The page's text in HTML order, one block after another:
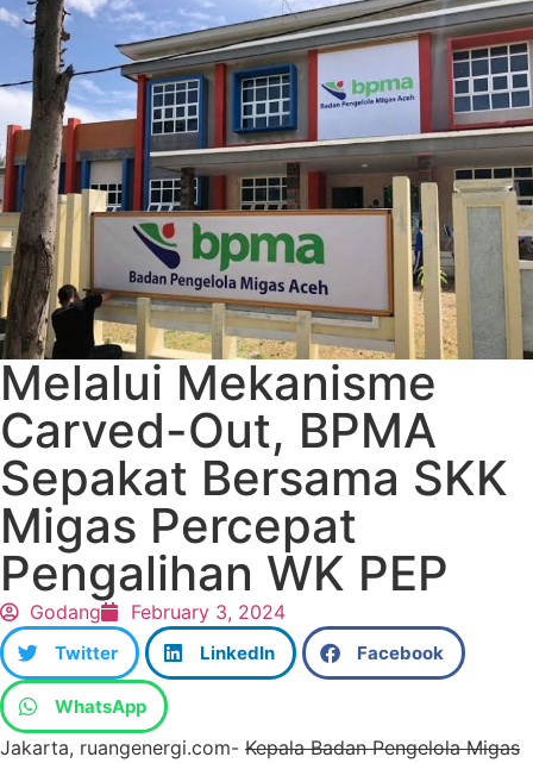
Melalui Mekanisme
Carved-Out, BPMA
Sepakat Bersama SKK
Migas Percepat
Pengalihan WK PEP
Godang February 3, 2024
Twitter LinkedIn Facebook
WhatsApp
Jakarta, ruangenergi.com- Kepala Badan Pengelola Migas